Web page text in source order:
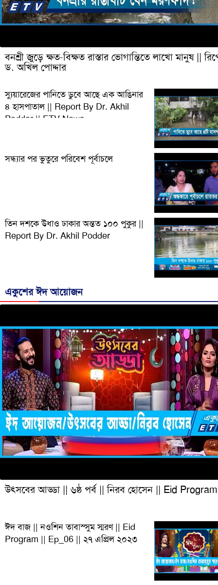
বনশ্রী জুড়ে ক্ষত-বিক্ষত রাস্তার ভোগান্তিতে লাখো মানুষ ||
ড. অখিল পোদ্দার
স্যুয়ারেজের পানিতে ডুবে আছে এক আঙিনার
৪ হাসপাতাল || Report By Dr. Akhil
Podder || ETV News
সন্ধ্যার পর ভুতুরে পরিবেশ পূর্বাচলে
তিন দশকে উধাও ঢাকার অন্তত ১০০ পুকুর ||
Report By Dr. Akhil Podder
একুশের ঈদ আয়োজন
উৎসবের আড্ডা || ৬ষ্ঠ পর্ব || নিরব হোসেন || Eid Program
ঈদ বাজ || নওশিন তাবাস্সুম স্মরণ || Eid
Program || Ep_06 || ২৭ এপ্রিল ২০২৩